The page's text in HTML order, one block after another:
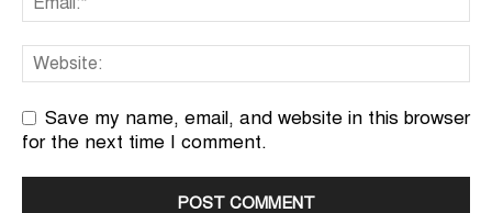
Save my name, email, and website in this browser
for the next time I comment.